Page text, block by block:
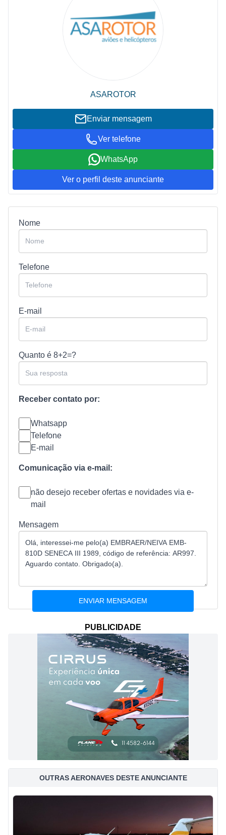
ASAROTOR
Enviar mensagem
Ver telefone
WhatsApp
Ver o perfil deste anunciante
Nome
Telefone
E-mail
Quanto é 8+2=?
Receber contato por:
Whatsapp
Telefone
E-mail
Comunicação via e-mail:
não desejo receber ofertas e novidades via e-
mail
Mensagem
PUBLICIDADE
OUTRAS AERONAVES DESTE ANUNCIANTE